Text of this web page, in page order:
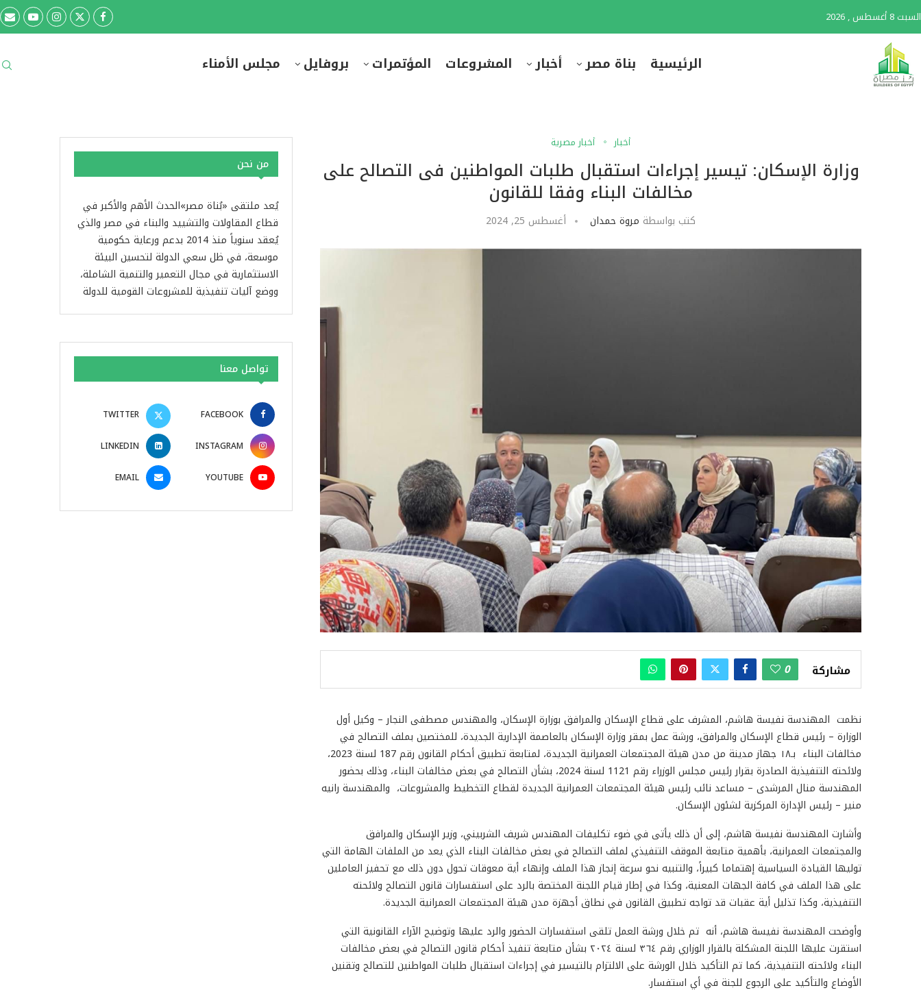
السبت 8 أغسطس , 2026
الرئيسية بناة مصر أخبار المشروعات المؤتمرات بروفايل مجلس الأمناء
أخبار أخبار مصرية
وزارة الإسكان: تيسير إجراءات استقبال طلبات المواطنين فى التصالح على
مخالفات البناء وفقا للقانون
كتب بواسطة مروة حمدان أغسطس 25, 2024
مشاركة 0
نظمت المهندسة نفيسة هاشم، المشرف على قطاع الإسكان والمرافق بوزارة الإسكان، والمهندس مصطفى النجار – وكيل أول
الوزارة – رئيس قطاع الإسكان والمرافق، ورشة عمل بمقر وزارة الإسكان بالعاصمة الإدارية الجديدة، للمختصين بملف التصالح في
مخالفات البناء بـ١٨ جهاز مدينة من مدن هيئة المجتمعات العمرانية الجديدة، لمتابعة تطبيق أحكام القانون رقم 187 لسنة 2023،
ولائحته التنفيذية الصادرة بقرار رئيس مجلس الوزراء رقم 1121 لسنة 2024، بشأن التصالح في بعض مخالفات البناء، وذلك بحضور
المهندسة منال المرشدى – مساعد نائب رئيس هيئة المجتمعات العمرانية الجديدة لقطاع التخطيط والمشروعات، والمهندسة رانيه
منير – رئيس الإدارة المركزية لشئون الإسكان.
وأشارت المهندسة نفيسة هاشم، إلى أن ذلك يأتى في ضوء تكليفات المهندس شريف الشربيني، وزير الإسكان والمرافق
والمجتمعات العمرانية، بأهمية متابعة الموقف التنفيذي لملف التصالح في بعض مخالفات البناء الذي يعد من الملفات الهامة التي
توليها القيادة السياسية إهتماما كبيراً، والتنبيه نحو سرعة إنجاز هذا الملف وإنهاء أية معوقات تحول دون ذلك مع تحفيز العاملين
على هذا الملف في كافة الجهات المعنية، وكذا في إطار قيام اللجنة المختصة بالرد على استفسارات قانون التصالح ولائحته
التنفيذية، وكذا تذليل أية عقبات قد تواجه تطبيق القانون في نطاق أجهزة مدن هيئة المجتمعات العمرانية الجديدة.
وأوضحت المهندسة نفيسة هاشم، أنه تم خلال ورشة العمل تلقى استفسارات الحضور والرد عليها وتوضيح الآراء القانونية التي
استقرت عليها اللجنة المشكلة بالقرار الوزاري رقم ٣٦٤ لسنة ٢٠٢٤ بشأن متابعة تنفيذ أحكام قانون التصالح في بعض مخالفات
البناء ولائحته التنفيذية، كما تم التأكيد خلال الورشة على الالتزام بالتيسير في إجراءات استقبال طلبات المواطنين للتصالح وتقنين
الأوضاع والتأكيد على الرجوع للجنة في أي استفسار.
من نحن
يُعد ملتقى «بُناة مصر»الحدث الأهم والأكبر في
قطاع المقاولات والتشييد والبناء في مصر والذي
يُعقد سنوياً منذ 2014 بدعم ورعاية حكومية
موسعة، في ظل سعي الدولة لتحسين البيئة
الاستثمارية في مجال التعمير والتنمية الشاملة،
ووضع آليات تنفيذية للمشروعات القومية للدولة
تواصل معنا
FACEBOOK
TWITTER
INSTAGRAM
LINKEDIN
YOUTUBE
EMAIL